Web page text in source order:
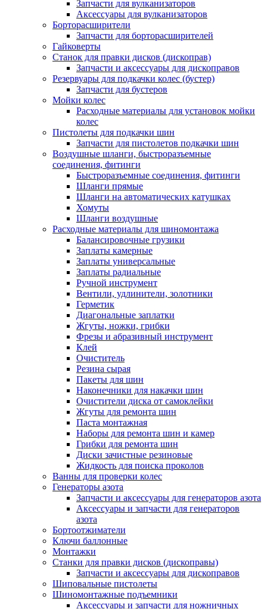
Запчасти для вулканизаторов
Аксессуары для вулканизаторов
Борторасширители
Запчасти для борторасширителей
Гайковерты
Станок для правки дисков (дископрав)
Запчасти и аксессуары для дископравов
Резервуары для подкачки колес (бустер)
Запчасти для бустеров
Мойки колес
Расходные материалы для установок мойки
колес
Пистолеты для подкачки шин
Запчасти для пистолетов подкачки шин
Воздушные шланги, быстроразъемные
соединения, фитинги
Быстроразъемные соединения, фитинги
Шланги прямые
Шланги на автоматических катушках
Хомуты
Шланги воздушные
Расходные материалы для шиномонтажа
Балансировочные грузики
Заплаты камерные
Заплаты универсальные
Заплаты радиальные
Ручной инструмент
Вентили, удлинители, золотники
Герметик
Диагональные заплатки
Жгуты, ножки, грибки
Фрезы и абразивный инструмент
Клей
Очиститель
Резина сырая
Пакеты для шин
Наконечники для накачки шин
Очистители диска от самоклейки
Жгуты для ремонта шин
Паста монтажная
Наборы для ремонта шин и камер
Грибки для ремонта шин
Диски зачистные резиновые
Жидкость для поиска проколов
Ванны для проверки колес
Генераторы азота
Запчасти и аксессуары для генераторов азота
Аксессуары и запчасти для генераторов
азота
Бортоотжиматели
Ключи баллонные
Монтажки
Станки для правки дисков (дископравы)
Запчасти и аксессуары для дископравов
Шиповальные пистолеты
Шиномонтажные подъемники
Аксессуары и запчасти для ножничных